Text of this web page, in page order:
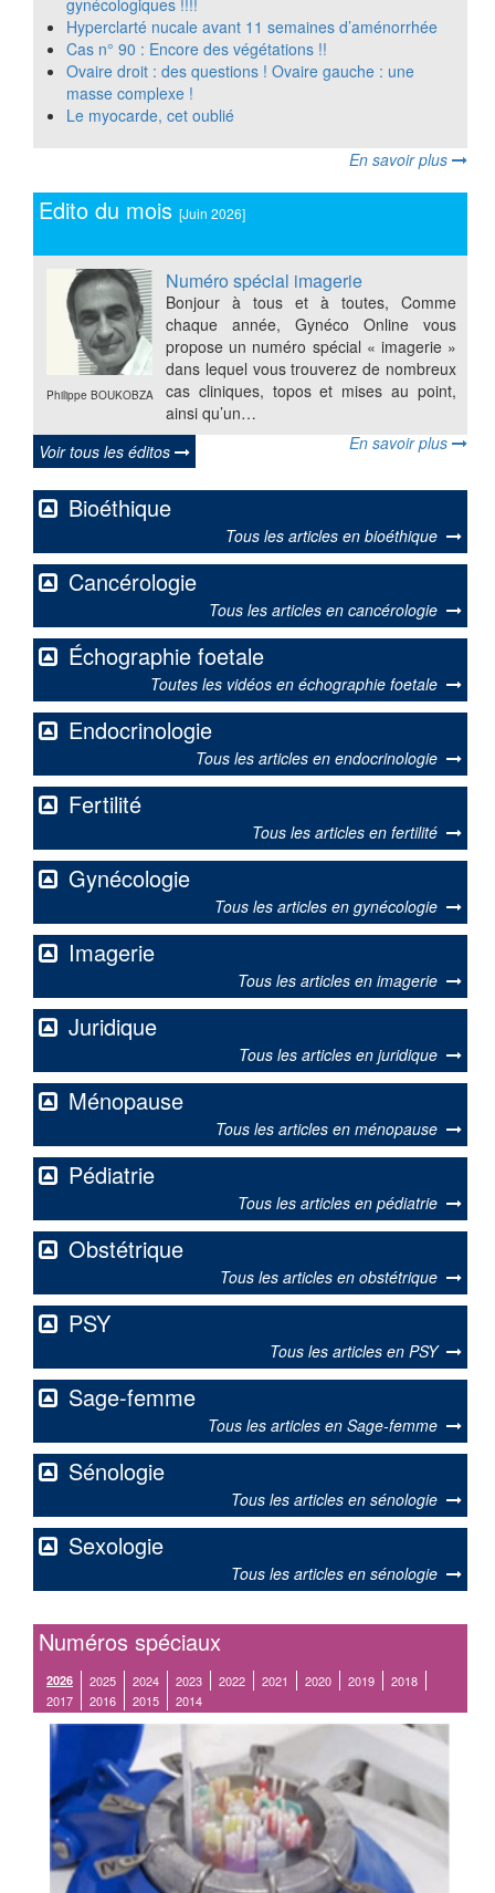
gynécologiques !!!!
Hyperclarté nucale avant 11 semaines d’aménorrhée
Cas n° 90 : Encore des végétations !!
Ovaire droit : des questions ! Ovaire gauche : une
masse complexe !
Le myocarde, cet oublié
En savoir plus
Edito du mois [juin 2026]
Philippe BOUKOBZA
Numéro spécial imagerie
Bonjour à tous et à toutes, Comme
chaque année, Gynéco Online vous
propose un numéro spécial « imagerie »
dans lequel vous trouverez de nombreux
cas cliniques, topos et mises au point,
ainsi qu’un…
En savoir plus
Voir tous les éditos
Bioéthique
Tous les articles en bioéthique
Cancérologie
Tous les articles en cancérologie
Échographie foetale
Toutes les vidéos en échographie foetale
Endocrinologie
Tous les articles en endocrinologie
Fertilité
Tous les articles en fertilité
Gynécologie
Tous les articles en gynécologie
Imagerie
Tous les articles en imagerie
Juridique
Tous les articles en juridique
Ménopause
Tous les articles en ménopause
Pédiatrie
Tous les articles en pédiatrie
Obstétrique
Tous les articles en obstétrique
PSY
Tous les articles en PSY
Sage-femme
Tous les articles en Sage-femme
Sénologie
Tous les articles en sénologie
Sexologie
Tous les articles en sénologie
Numéros spéciaux
2026 2025 2024 2023 2022 2021 2020 2019
2018
2017
2016 2015 2014